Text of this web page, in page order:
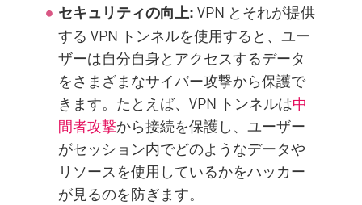
セキュリティの向上:VPN とそれが提供
する VPN トンネルを使用すると、ユー
ザーは自分自身とアクセスするデータ
をさまざまなサイバー攻撃から保護で
きます。たとえば、VPN トンネルは中
間者攻撃から接続を保護し、ユーザー
がセッション内でどのようなデータや
リソースを使用しているかをハッカー
が見るのを防ぎます。